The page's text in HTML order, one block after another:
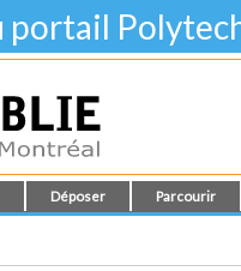
portail
Déposer Parcourir